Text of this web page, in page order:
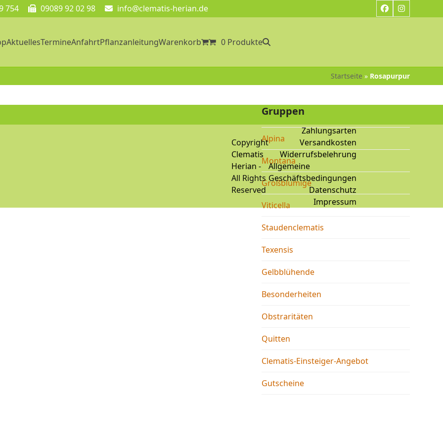
754 09089 92 02 98 info@clematis-herian.de FacebookInstagram
AktuellesTermineAnfahrtPflanzanleitungWarenkorb 0 Produkte
Startseite » Rosapurpur
Gruppen
Alpina
Montana
Großblumige
Viticella
Staudenclematis
Texensis
Gelbblühende
Besonderheiten
Obstraritäten
Quitten
Clematis-Einsteiger-Angebot
Gutscheine
Copyright
Clematis
Herian -
All Rights
Reserved
Zahlungsarten
Versandkosten
Widerrufsbelehrung
Allgemeine
Geschäftsbedingungen
Datenschutz
Impressum